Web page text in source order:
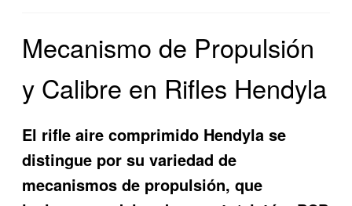
Mecanismo de Propulsión
y Calibre en Rifles Hendyla
El rifle aire comprimido Hendyla se
distingue por su variedad de
mecanismos de propulsión, que